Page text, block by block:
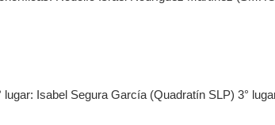
Isabel Segura García (Quadratín SLP) 3°